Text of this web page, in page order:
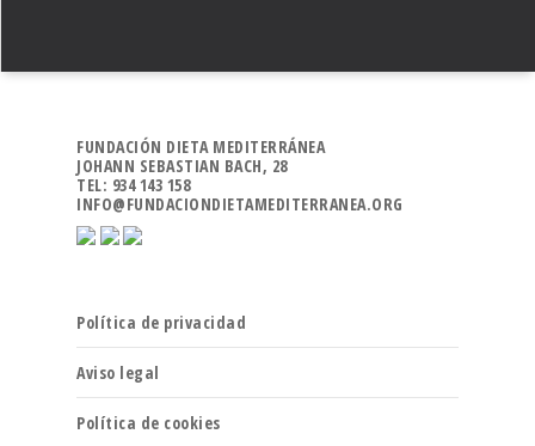
FUNDACIÓN DIETA MEDITERRÁNEA
JOHANN SEBASTIAN BACH, 28
TEL: 934 143 158
INFO@FUNDACIONDIETAMEDITERRANEA.ORG
Política de privacidad
Aviso legal
Política de cookies